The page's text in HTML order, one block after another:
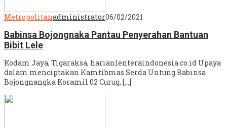
Metropolitanadministrator06/02/2021
Babinsa Bojongnaka Pantau Penyerahan Bantuan
Bibit Lele
Kodam Jaya, Tigaraksa, harianlenteraindonesia.co.id Upaya
dalam menciptakan Kamtibmas Serda Untung Babinsa
Bojongnangka Koramil 02 Curug, […]